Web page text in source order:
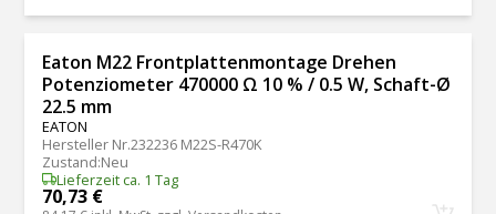
Eaton M22 Frontplattenmontage Drehen
Potenziometer 470000 Ω 10 % / 0.5 W, Schaft-Ø
22.5 mm
EATON
Hersteller Nr.232236 M22S-R470K
Zustand:Neu
Lieferzeit ca. 1 Tag
70,73 €